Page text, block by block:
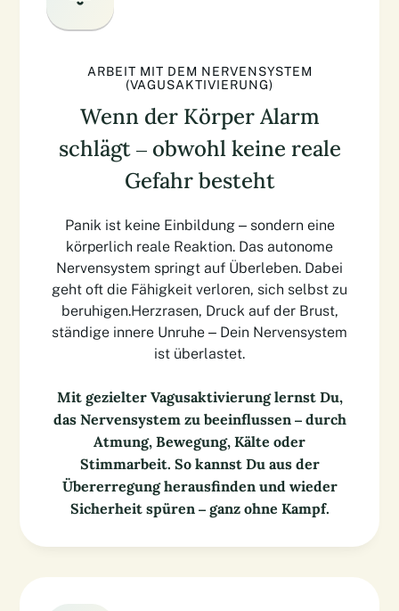
ARBEIT MIT DEM NERVENSYSTEM
(VAGUSAKTIVIERUNG)
Wenn der Körper Alarm
schlägt – obwohl keine reale
Gefahr besteht
Panik ist keine Einbildung – sondern eine
körperlich reale Reaktion. Das autonome
Nervensystem springt auf Überleben. Dabei
geht oft die Fähigkeit verloren, sich selbst zu
beruhigen.Herzrasen, Druck auf der Brust,
ständige innere Unruhe – Dein Nervensystem
ist überlastet.
Mit gezielter Vagusaktivierung lernst Du,
das Nervensystem zu beeinflussen – durch
Atmung, Bewegung, Kälte oder
Stimmarbeit. So kannst Du aus der
Übererregung herausfinden und wieder
Sicherheit spüren – ganz ohne Kampf.